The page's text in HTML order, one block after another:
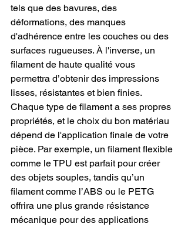
tels que des bavures, des
déformations, des manques
d'adhérence entre les couches ou des
surfaces rugueuses. À l'inverse, un
filament de haute qualité vous
permettra d’obtenir des impressions
lisses, résistantes et bien finies.
Chaque type de filament a ses propres
propriétés, et le choix du bon matériau
dépend de l'application finale de votre
pièce. Par exemple, un filament flexible
comme le TPU est parfait pour créer
des objets souples, tandis qu’un
filament comme l’ABS ou le PETG
offrira une plus grande résistance
mécanique pour des applications